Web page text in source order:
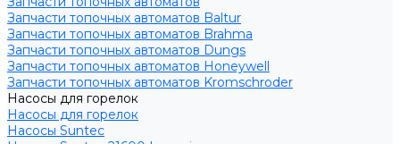
Запчасти топочных автоматов Baltur
Запчасти топочных автоматов Brahma
Запчасти топочных автоматов Dungs
Запчасти топочных автоматов Honeywell
Запчасти топочных автоматов Kromschroder
Насосы для горелок
Насосы для горелок
Насосы Suntec